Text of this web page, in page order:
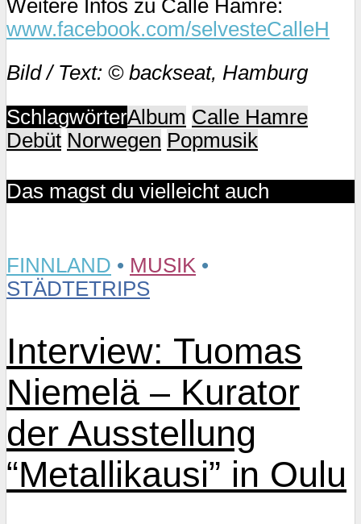
Weitere Infos zu Calle Hamre:
www.facebook.com/selvesteCalleH
Bild / Text: © backseat, Hamburg
SchlagwörterAlbum Calle Hamre
Debüt Norwegen Popmusik
Das magst du vielleicht auch
FINNLAND • MUSIK •
STÄDTETRIPS
Interview: Tuomas
Niemelä – Kurator
der Ausstellung
“Metallikausi” in Oulu